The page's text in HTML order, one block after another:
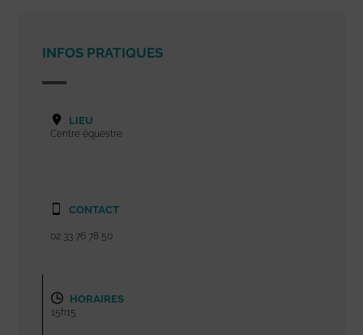
INFOS PRATIQUES
LIEU
Centre équestre
CONTACT
02 33 76 78 50
HORAIRES
15h15